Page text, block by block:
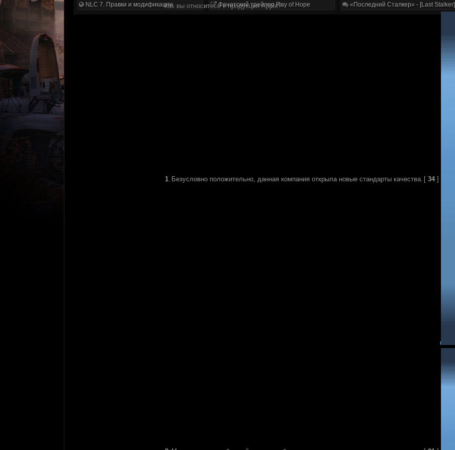
NLC 7. Правки и модификации
Фанатский трейлер Ray of Hope
«Последний Сталкер» - [Last Stalker]
Как вы относитесь к продукции Apple?
1. Безусловно положительно, данная компания открыла новые стандарты качества. [ 34]